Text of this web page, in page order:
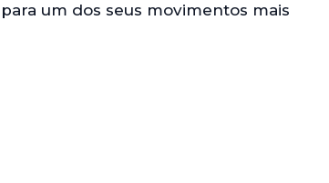
um dos seus movimentos mais